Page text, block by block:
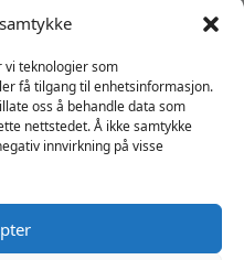
vi teknologier som
få tilgang til enhetsinformasjon.
oss å behandle data som
nettstedet. Å ikke samtykke
innvirkning på visse